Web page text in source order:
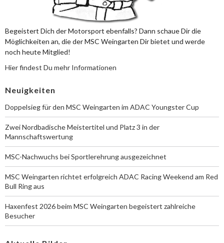
Begeistert Dich der Motorsport ebenfalls? Dann schaue Dir die
Möglichkeiten an, die der MSC Weingarten Dir bietet und werde
noch heute Mitglied!
Hier findest Du mehr Informationen
Neuigkeiten
Doppelsieg für den MSC Weingarten im ADAC Youngster Cup
Zwei Nordbadische Meistertitel und Platz 3 in der
Mannschaftswertung
MSC-Nachwuchs bei Sportlerehrung ausgezeichnet
MSC Weingarten richtet erfolgreich ADAC Racing Weekend am Red
Bull Ring aus
Haxenfest 2026 beim MSC Weingarten begeistert zahlreiche
Besucher